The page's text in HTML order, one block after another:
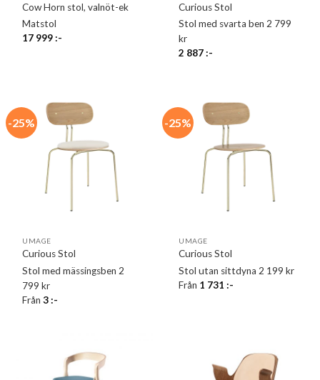
Cow Horn stol, valnöt-ek
Matstol
17 999:-
Curious Stol
Stol med svarta ben 2 799
kr
2 887:-
-25%
UMAGE
Curious Stol
Stol med mässingsben 2
799 kr
Från3:-
-25%
UMAGE
Curious Stol
Stol utan sittdyna 2 199 kr
Från 1 731:-